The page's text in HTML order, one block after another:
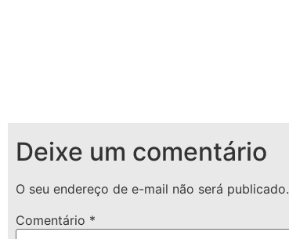
Deixe um comentário
O seu endereço de e-mail não será publicado.
Comentário *